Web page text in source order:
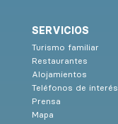
SERVICIOS
Turismo familiar
Restaurantes
Alojamientos
Teléfonos de interés
Prensa
Mapa